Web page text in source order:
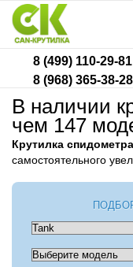
8 (499) 110-29-81
8 (968) 365-38-28
В наличии
чем 147
Крутилка спидометра
самостоятельного